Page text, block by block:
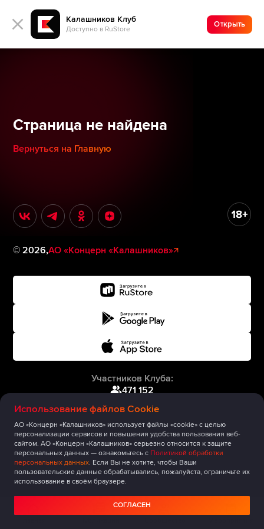
Калашников Клуб
Доступно в RuStore
Открыть
Использование файлов Cookie
АО «Концерн «Калашников» использует файлы «cookie» с целью
персонализации сервисов и повышения удобства пользования веб-
сайтом. АО «Концерн «Калашников» серьезно относится к защите
персональных данных — ознакомьтесь с Политикой обработки
персональных данных. Если Вы не хотите, чтобы Ваши
пользовательские данные обрабатывались, пожалуйста, ограничьте их
использование в своём браузере.
СОГЛАСЕН
Страница не найдена
Вернуться на Главную
©2026,АО «Концерн «Калашников»
Участников Клуба:
471 152